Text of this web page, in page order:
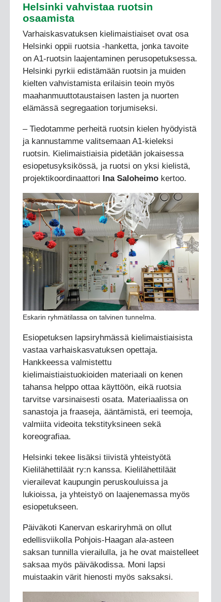
Helsinki vahvistaa ruotsin
osaamista
Varhaiskasvatuksen kielimaistiaiset ovat osa
Helsinki oppii ruotsia -hanketta, jonka tavoite
on A1-ruotsin laajentaminen perusopetuksessa.
Helsinki pyrkii edistämään ruotsin ja muiden
kielten vahvistamista erilaisin teoin myös
maahanmuuttotaustaisen lasten ja nuorten
elämässä segregaation torjumiseksi.
– Tiedotamme perheitä ruotsin kielen hyödyistä
ja kannustamme valitsemaan A1-kieleksi
ruotsin. Kielimaistiaisia pidetään jokaisessa
esiopetusyksikössä, ja ruotsi on yksi kielistä,
projektikoordinaattori Ina Saloheimokertoo.
Eskarin ryhmätilassa on talvinen tunnelma.
Esiopetuksen lapsiryhmässä kielimaistiaisista
vastaa varhaiskasvatuksen opettaja.
Hankkeessa valmistettu
kielimaistiaistuokioiden materiaali on kenen
tahansa helppo ottaa käyttöön, eikä ruotsia
tarvitse varsinaisesti osata. Materiaalissa on
sanastoja ja fraaseja, ääntämistä, eri teemoja,
valmiita videoita tekstityksineen sekä
koreografiaa.
Helsinki tekee lisäksi tiivistä yhteistyötä
Kielilähettiläät ry:n kanssa. Kielilähettiläät
vierailevat kaupungin peruskouluissa ja
lukioissa, ja yhteistyö on laajenemassa myös
esiopetukseen.
Päiväkoti Kanervan eskariryhmä on ollut
edellisviikolla Pohjois-Haagan ala-asteen
saksan tunnilla vierailulla, ja he ovat maistelleet
saksaa myös päiväkodissa. Moni lapsi
muistaakin värit hienosti myös saksaksi.